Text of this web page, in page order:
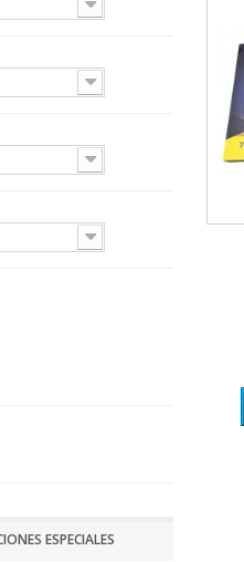
ESPECIALES